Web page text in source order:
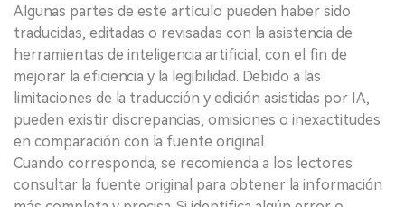
Algunas partes de este artículo pueden haber sido
traducidas, editadas o revisadas con la asistencia de
herramientas de inteligencia artificial, con el fin de
mejorar la eficiencia y la legibilidad. Debido a las
limitaciones de la traducción y edición asistidas por IA,
pueden existir discrepancias, omisiones o inexactitudes
en comparación con la fuente original.
Cuando corresponda, se recomienda a los lectores
consultar la fuente original para obtener la información